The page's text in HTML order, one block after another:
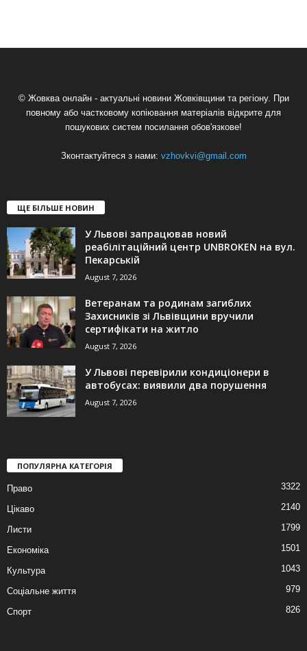
© Жовква онлайн - актуальні новини Жовківщини та регіону. При
повному або частковому копіювання матеріалів відкрите для
пошукових систем посилання обов'язкове!
Зконтактуйтеся з нами: vzhovkvi@gmail.com
ЩЕ БІЛЬШЕ НОВИН
У Львові запрацював новий
реабілітаційний центр UNBROKEN на вул.
Пекарській
August 7, 2026
Ветеранам та родинам загиблих
Захисників зі Львівщини вручили
сертифікати на житло
August 7, 2026
У Львові перевірили кондиціонери в
автобусах: виявили два порушення
August 7, 2026
ПОПУЛЯРНА КАТЕГОРІЯ
Право 3322
Цікаво 2140
Листи 1799
Економіка 1501
Культура 1043
Соціальне життя 979
Спорт 826